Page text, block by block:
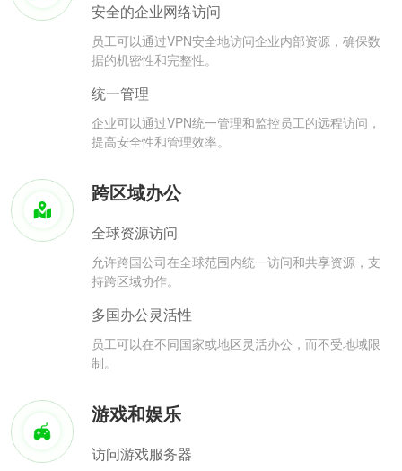
安全的企业网络访问
员工可以通过VPN安全地访问企业内部资源，确保数
据的机密性和完整性。
统一管理
企业可以通过VPN统一管理和监控员工的远程访问，
提高安全性和管理效率。
跨区域办公
全球资源访问
允许跨国公司在全球范围内统一访问和共享资源，支
持跨区域协作。
多国办公灵活性
员工可以在不同国家或地区灵活办公，而不受地域限
制。
游戏和娱乐
访问游戏服务器